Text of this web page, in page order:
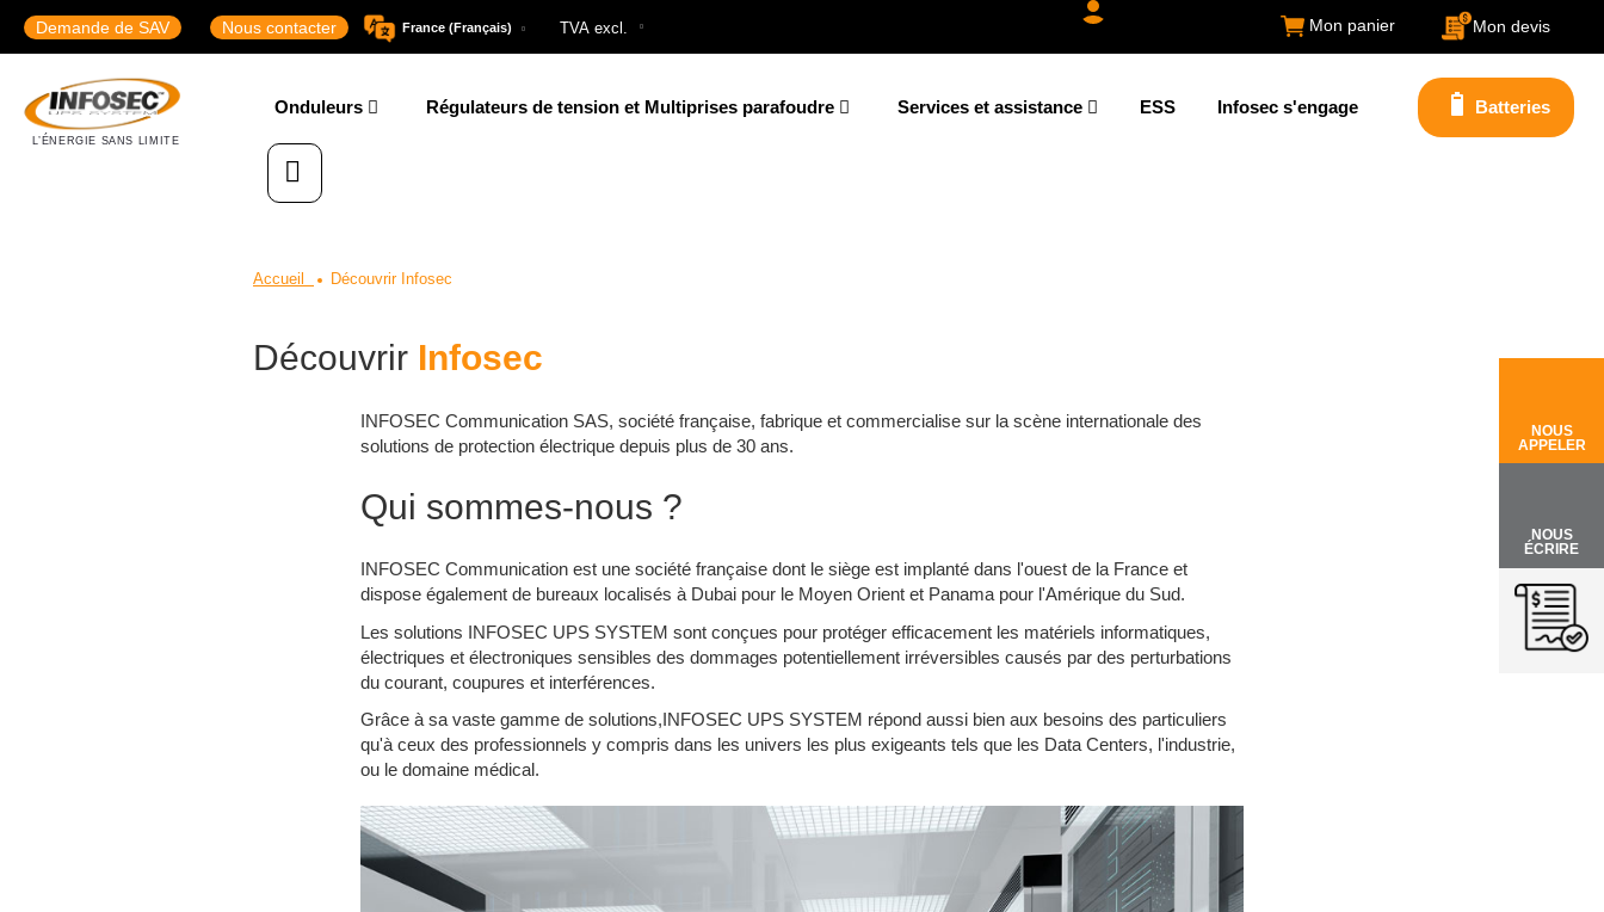
Mon panier Mon devis
Demande de SAV Nous contacter France (Français)
NOUS
APPELER
NOUS
ÉCRIRE
Onduleurs Régulateurs de tension et Multiprises parafoudre Services et assistance ESS Infosec s'engage Batteries
Accueil Découvrir Infosec
Découvrir Infosec
INFOSEC Communication SAS, société française, fabrique et commercialise sur la scène internationale des
solutions de protection électrique depuis plus de 30 ans.
Qui sommes-nous ?
INFOSEC Communication est une société française dont le siège est implanté dans l'ouest de la France et
dispose également de bureaux localisés à Dubai pour le Moyen Orient et Panama pour l'Amérique du Sud.
Les solutions INFOSEC UPS SYSTEM sont conçues pour protéger efficacement les matériels informatiques,
électriques et électroniques sensibles des dommages potentiellement irréversibles causés par des perturbations
du courant, coupures et interférences.
Grâce à sa vaste gamme de solutions,INFOSEC UPS SYSTEM répond aussi bien aux besoins des particuliers
qu'à ceux des professionnels y compris dans les univers les plus exigeants tels que les Data Centers, l'industrie,
ou le domaine médical.